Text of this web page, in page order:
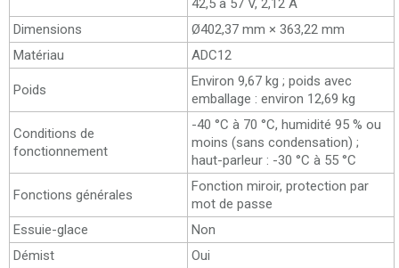
42,5 à 57 V, 2,12 A
Dimensions
Ø402,37 mm × 363,22 mm
Matériau
ADC12
Poids
Environ 9,67 kg ; poids avec
emballage : environ 12,69 kg
Conditions de
fonctionnement
-40 °C à 70 °C, humidité 95 % ou
moins (sans condensation) ;
haut-parleur : -30 °C à 55 °C
Fonctions générales
Fonction miroir, protection par
mot de passe
Essuie-glace
Non
Démist
Oui